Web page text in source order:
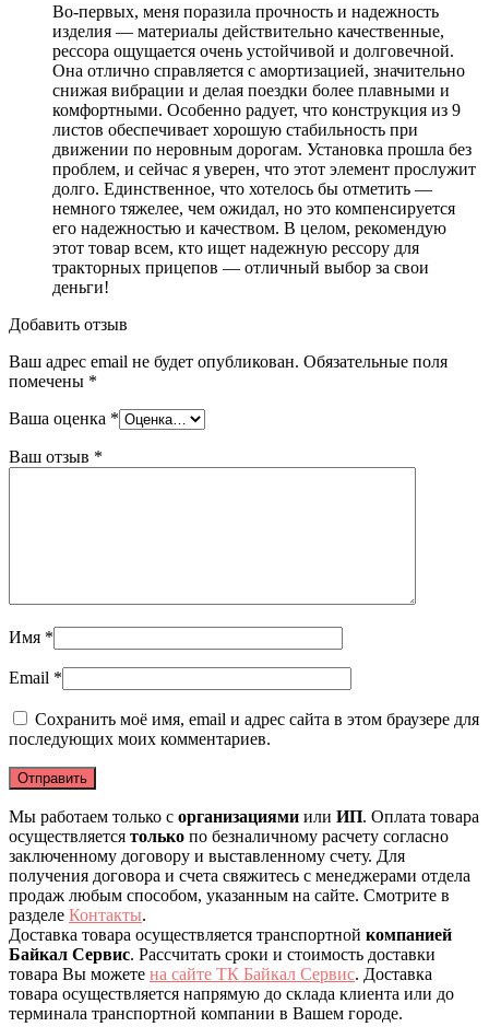
Во-первых, меня поразила прочность и надежность
изделия — материалы действительно качественные,
рессора ощущается очень устойчивой и долговечной.
Она отлично справляется с амортизацией, значительно
снижая вибрации и делая поездки более плавными и
комфортными. Особенно радует, что конструкция из 9
листов обеспечивает хорошую стабильность при
движении по неровным дорогам. Установка прошла без
проблем, и сейчас я уверен, что этот элемент прослужит
долго. Единственное, что хотелось бы отметить —
немного тяжелее, чем ожидал, но это компенсируется
его надежностью и качеством. В целом, рекомендую
этот товар всем, кто ищет надежную рессору для
тракторных прицепов — отличный выбор за свои
деньги!
Добавить отзыв
Ваш адрес email не будет опубликован. Обязательные поля
помечены *
Ваша оценка *
Ваш отзыв *
Имя *
Email *
Сохранить моё имя, email и адрес сайта в этом браузере для
последующих моих комментариев.
Мы работаем только с организациями или ИП. Оплата товара
осуществляется только по безналичному расчету согласно
заключенному договору и выставленному счету. Для
получения договора и счета свяжитесь с менеджерами отдела
продаж любым способом, указанным на сайте. Смотрите в
разделе Контакты.
Доставка товара осуществляется транспортной компанией
Байкал Сервис. Рассчитать сроки и стоимость доставки
товара Вы можете на сайте ТК Байкал Сервис. Доставка
товара осуществляется напрямую до склада клиента или до
терминала транспортной компании в Вашем городе.